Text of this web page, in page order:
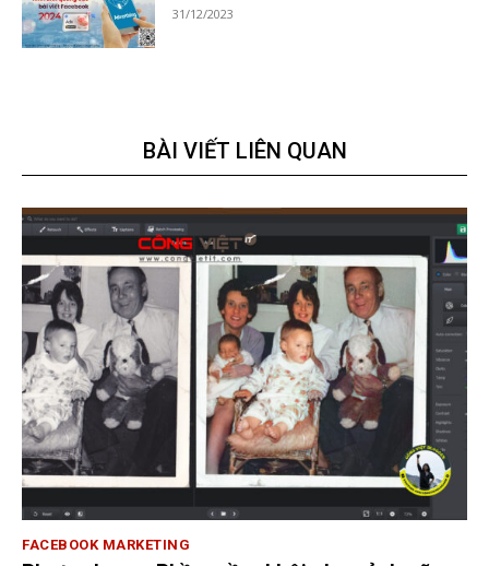
31/12/2023
BÀI VIẾT LIÊN QUAN
FACEBOOK MARKETING